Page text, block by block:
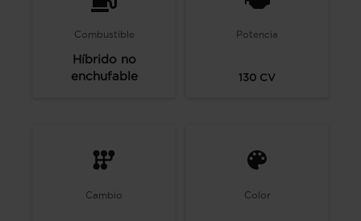
Combustible
Híbrido no
enchufable
Potencia
130 CV
Cambio Color